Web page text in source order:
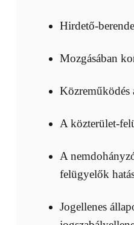
Hirdető-
Mozgásában
Közreműködés
A közterület-
A
felügyelők
Jogellenes